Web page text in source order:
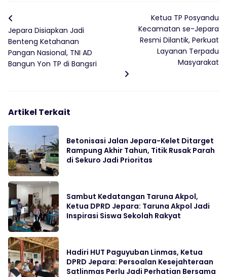
Jepara Disiapkan Jadi
Benteng Ketahanan
Pangan Nasional, TNI AD
Bangun Yon TP di Bangsri
Ketua TP Posyandu
Kecamatan se-Jepara
Resmi Dilantik, Perkuat
Layanan Terpadu
Masyarakat
Artikel Terkait
Betonisasi Jalan Jepara-Kelet Ditarget
Rampung Akhir Tahun, Titik Rusak Parah
di Sekuro Jadi Prioritas
Sambut Kedatangan Taruna Akpol,
Ketua DPRD Jepara: Taruna Akpol Jadi
Inspirasi Siswa Sekolah Rakyat
Hadiri HUT Paguyuban Linmas, Ketua
DPRD Jepara: Persoalan Kesejahteraan
Satlinmas Perlu Jadi Perhatian Bersama